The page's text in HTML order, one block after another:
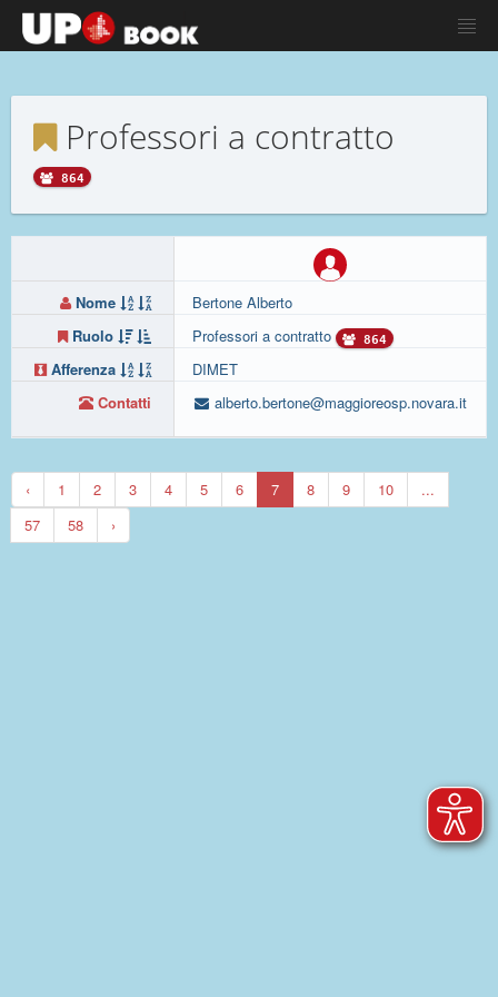
Professori a contratto
864
Nome
Ruolo
Afferenza
Contatti
Bertone Alberto
Professori a contratto
864
DIMET
alberto.bertone@maggioreosp.novara.it
‹ 1 2 3 4 5 6 7 8 9 10
...
57
58 ›